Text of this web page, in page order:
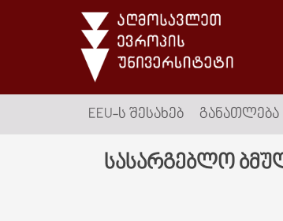
EEU-Ს ᲨᲔᲡᲐᲮᲔᲑ ᲒᲐᲜᲐᲗᲚᲔᲑᲐ
სასარგებლო